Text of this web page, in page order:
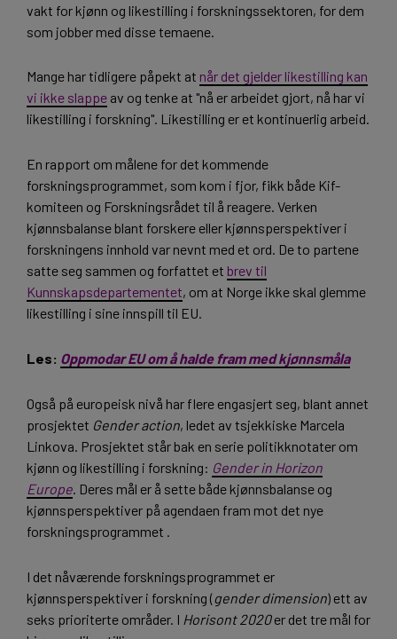
vakt for kjønn og likestilling i forskningssektoren, for dem
som jobber med disse temaene.
Mange har tidligere påpekt at når det gjelder likestilling kan
vi ikke slappe av og tenke at "nå er arbeidet gjort, nå har vi
likestilling i forskning". Likestilling er et kontinuerlig arbeid.
En rapport om målene for det kommende
forskningsprogrammet, som kom i fjor, fikk både Kif-
komiteen og Forskningsrådet til å reagere. Verken
kjønnsbalanse blant forskere eller kjønnsperspektiver i
forskningens innhold var nevnt med et ord. De to partene
satte seg sammen og forfattet et brev til
Kunnskapsdepartementet, om at Norge ikke skal glemme
likestilling i sine innspill til EU.
Les: Oppmodar EU om å halde fram med kjønnsmåla
Også på europeisk nivå har flere engasjert seg, blant annet
prosjektet Gender action, ledet av tsjekkiske Marcela
Linkova. Prosjektet står bak en serie politikknotater om
kjønn og likestilling i forskning: Gender in Horizon
Europe . Deres mål er å sette både kjønnsbalanse og
kjønnsperspektiver på agendaen fram mot det nye
forskningsprogrammet .
I det nåværende forskningsprogrammet er
kjønnsperspektiver i forskning (gender dimension) ett av
seks prioriterte områder. I Horisont 2020er det tre mål for